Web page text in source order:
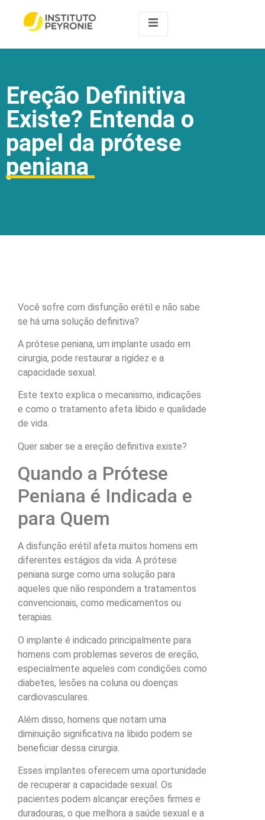
Ereção Definitiva
Existe? Entenda o
papel da prótese
peniana
Você sofre com disfunção erétil e não sabe
se há uma solução definitiva?
A prótese peniana, um implante usado em
cirurgia, pode restaurar a rigidez e a
capacidade sexual.
Este texto explica o mecanismo, indicações
e como o tratamento afeta libido e qualidade
de vida.
Quer saber se a ereção definitiva existe?
Quando a Prótese
Peniana é Indicada e
para Quem
A disfunção erétil afeta muitos homens em
diferentes estágios da vida. A prótese
peniana surge como uma solução para
aqueles que não respondem a tratamentos
convencionais, como medicamentos ou
terapias.
O implante é indicado principalmente para
homens com problemas severos de ereção,
especialmente aqueles com condições como
diabetes, lesões na coluna ou doenças
cardiovasculares.
Além disso, homens que notam uma
diminuição significativa na libido podem se
beneficiar dessa cirurgia.
Esses implantes oferecem uma oportunidade
de recuperar a capacidade sexual. Os
pacientes podem alcançar ereções firmes e
duradouras, o que melhora a saúde sexual e a